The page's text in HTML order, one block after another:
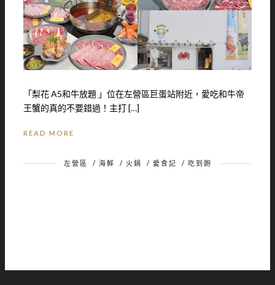
「梨花 A5和牛放題 」位在左營區巨蛋站附近，愛吃和牛帝
王蟹的真的不要錯過！主打 […]
READ MORE
左營區 / 海鮮 / 火鍋 / 愛食記 / 吃到飽